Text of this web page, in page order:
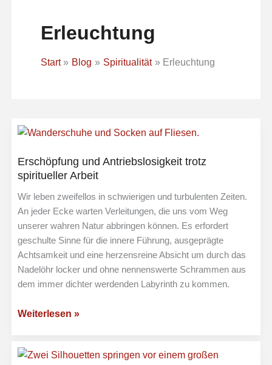
Erleuchtung
Start Blog Spiritualität Erleuchtung
Erschöpfung und Antriebslosigkeit trotz
spiritueller Arbeit
Wir leben zweifellos in schwierigen und turbulenten Zeiten.
An jeder Ecke warten Verleitungen, die uns vom Weg
unserer wahren Natur abbringen können. Es erfordert
geschulte Sinne für die innere Führung, ausgeprägte
Achtsamkeit und eine herzensreine Absicht um durch das
Nadelöhr locker und ohne nennenswerte Schrammen aus
dem immer dichter werdenden Labyrinth zu kommen.
Erschöpfung
trotz
Weiterlesen »